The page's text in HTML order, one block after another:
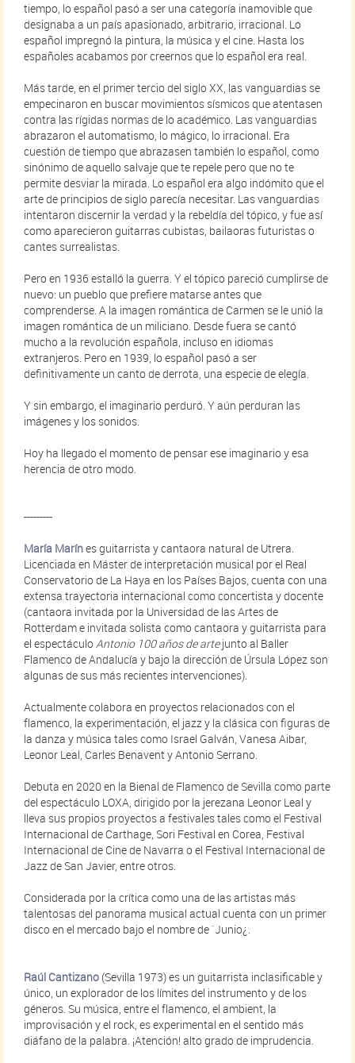
tiempo, lo español pasó a ser una categoría inamovible que
designaba a un país apasionado, arbitrario, irracional. Lo
español impregnó la pintura, la música y el cine. Hasta los
españoles acabamos por creernos que lo español era real.
Más tarde, en el primer tercio del siglo XX, las vanguardias se
empecinaron en buscar movimientos sísmicos que atentasen
contra las rígidas normas de lo académico. Las vanguardias
abrazaron el automatismo, lo mágico, lo irracional. Era
cuestión de tiempo que abrazasen también lo español, como
sinónimo de aquello salvaje que te repele pero que no te
permite desviar la mirada. Lo español era algo indómito que el
arte de principios de siglo parecía necesitar. Las vanguardias
intentaron discernir la verdad y la rebeldía del tópico, y fue así
como aparecieron guitarras cubistas, bailaoras futuristas o
cantes surrealistas.
Pero en 1936 estalló la guerra. Y el tópico pareció cumplirse de
nuevo: un pueblo que prefiere matarse antes que
comprenderse. A la imagen romántica de Carmen se le unió la
imagen romántica de un miliciano. Desde fuera se cantó
mucho a la revolución española, incluso en idiomas
extranjeros. Pero en 1939, lo español pasó a ser
definitivamente un canto de derrota, una especie de elegía.
Y sin embargo, el imaginario perduró. Y aún perduran las
imágenes y los sonidos.
Hoy ha llegado el momento de pensar ese imaginario y esa
herencia de otro modo.
---------
María Marínes guitarrista y cantaora natural de Utrera.
Licenciada en Máster de interpretación musical por el Real
Conservatorio de La Haya en los Países Bajos, cuenta con una
extensa trayectoria internacional como concertista y docente
(cantaora invitada por la Universidad de las Artes de
Rotterdam e invitada solista como cantaora y guitarrista para
el espectáculo Antonio 100 años de artejunto al Baller
Flamenco de Andalucía y bajo la dirección de Úrsula López son
algunas de sus más recientes intervenciones).
Actualmente colabora en proyectos relacionados con el
flamenco, la experimentación, el jazz y la clásica con figuras de
la danza y música tales como Israel Galván, Vanesa Aibar,
Leonor Leal, Carles Benavent y Antonio Serrano.
Debuta en 2020 en la Bienal de Flamenco de Sevilla como parte
del espectáculo LOXA, dirigido por la jerezana Leonor Leal y
lleva sus propios proyectos a festivales tales como el Festival
Internacional de Carthage, Sori Festival en Corea, Festival
Internacional de Cine de Navarra o el Festival Internacional de
Jazz de San Javier, entre otros.
Considerada por la crítica como una de las artistas más
talentosas del panorama musical actual cuenta con un primer
disco en el mercado bajo el nombre de `Junio¿.
Raúl Cantizano (Sevilla 1973) es un guitarrista inclasificable y
único, un explorador de los límites del instrumento y de los
géneros. Su música, entre el flamenco, el ambient, la
improvisación y el rock, es experimental en el sentido más
diáfano de la palabra. ¡Atención! alto grado de imprudencia.